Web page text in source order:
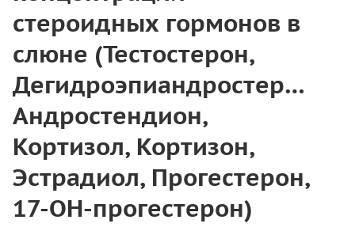
стероидных гормонов в
слюне (Тестостерон,
Дегидроэпиандростерон,
Андростендион,
Кортизол, Кортизон,
Эстрадиол, Прогестерон,
17-ОН-прогестерон)